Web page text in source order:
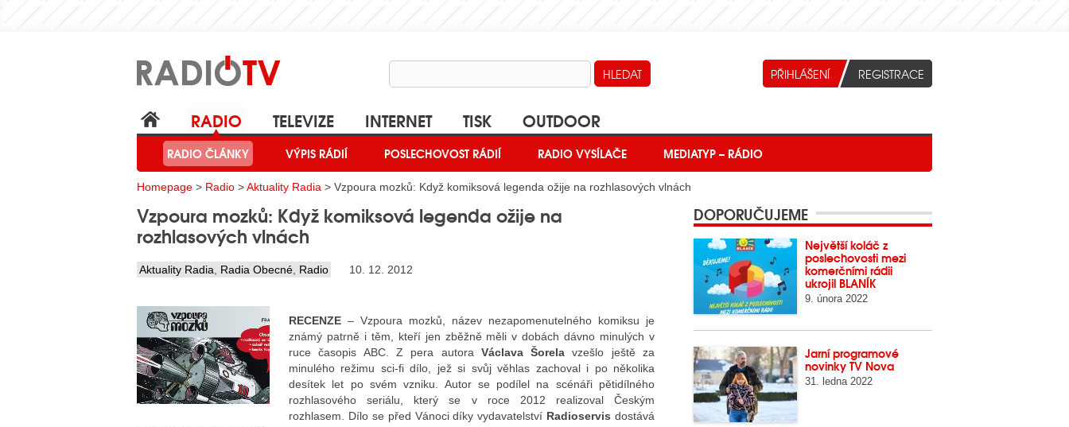
RADIO
RADIO ČLÁNKY VÝPIS RÁDIÍ POSLECHOVOST RÁDIÍ RADIO VYSÍLAČE MEDIATYP – RÁDIO
TELEVIZE INTERNET TISK OUTDOOR
Homepage > Radio >Aktuality Radia > Vzpoura mozků: Když komiksová legenda ožije na rozhlasových vlnách
Vzpoura mozků: Když komiksová legenda ožije na
rozhlasových vlnách
Aktuality Radia Radia Obecné Radio 10. 12. 2012
RECENZE – Vzpoura mozků, název nezapomenutelného komiksu je
známý patrně i těm, kteří jen zběžně měli v dobách dávno minulých v
ruce časopis ABC. Z pera autora Václava Šorela vzešlo ještě za
minulého režimu sci-fi dílo, jež si svůj věhlas zachoval i po několika
desítek let po svém vzniku. Autor se podílel na scénáři pětidílného
rozhlasového seriálu, který se v roce 2012 realizoval Českým
rozhlasem. Dílo se před Vánoci díky vydavatelství Radioservis dostává
DOPORUČUJEME
Největší koláč z
poslechovosti mezi
komerčními rádii
ukrojil BLANÍK
9. února 2022
Jarní programové
novinky TV Nova
31. ledna 2022